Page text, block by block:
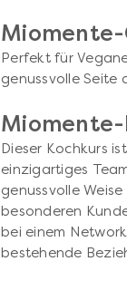
Perfekt für
genussvolle Seite
Miomente-
Dieser Kochkurs
einzigartiges
genussvolle
besonderen
bei einem
bestehende